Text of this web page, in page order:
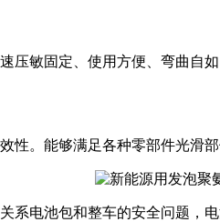
压敏固定、使用方便、弯曲自
。能够满足各种零部件光滑
系电池包和整车的安全问题